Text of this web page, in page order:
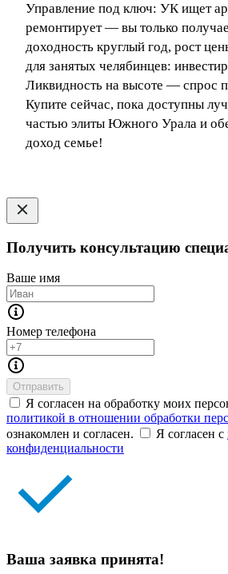
Управление под ключ: УК ищет
ремонтирует — вы только
доходность круглый год, рост
для занятых челябинцев:
Ликвидность на высоте — спрос
Купите сейчас, пока доступны
частью элиты Южного Урала и
доход семье!
Получить консультацию
Ваше имя
Номер телефона
Отправить
Я согласен на обработку моих
политикой в отношении обработки
ознакомлен и согласен.
Я согласен с
конфиденциальности
Ваша заявка принята!